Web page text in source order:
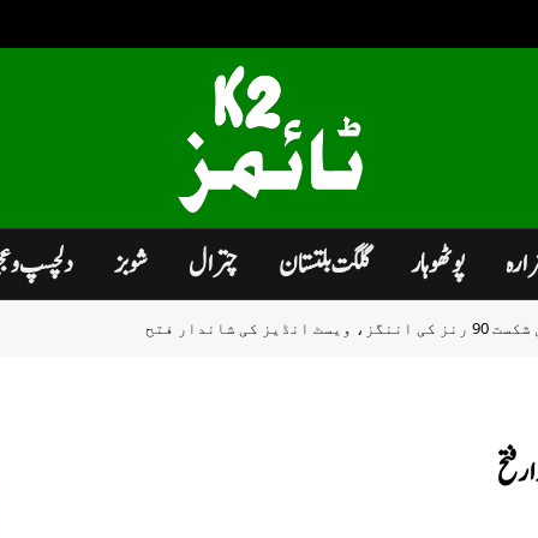
پوٹھوہار گلگت بلتستان چترال شوبز دلچسپ و
شاندار فتح